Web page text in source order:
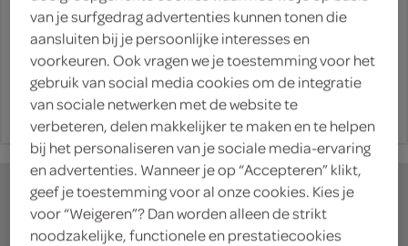
wachtwoord vergeten
of
nieuw account aanmaken
van je surfgedrag advertenties kunnen tonen die
aansluiten bij je persoonlijke interesses en
voorkeuren. Ook vragen we je toestemming voor het
gebruik van social media cookies om de integratie
van sociale netwerken met de website te
verbeteren, delen makkelijker te maken en te helpen
bij het personaliseren van je sociale media-ervaring
en advertenties. Wanneer je op “Accepteren” klikt,
geef je toestemming voor al onze cookies. Kies je
voor “Weigeren”? Dan worden alleen de strikt
noodzakelijke, functionele en prestatiecookies